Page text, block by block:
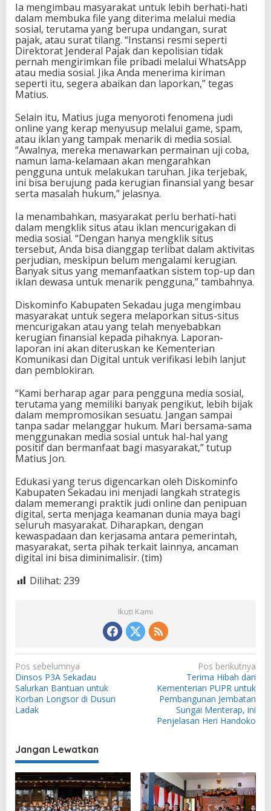
Ia mengimbau masyarakat untuk lebih berhati-hati
dalam membuka file yang diterima melalui media
sosial, terutama yang berupa undangan, surat
pajak, atau surat tilang. “Instansi resmi seperti
Direktorat Jenderal Pajak dan kepolisian tidak
pernah mengirimkan file pribadi melalui WhatsApp
atau media sosial. Jika Anda menerima kiriman
seperti itu, segera abaikan dan laporkan,” tegas
Matius.
Selain itu, Matius juga menyoroti fenomena judi
online yang kerap menyusup melalui game, spam,
atau iklan yang tampak menarik di media sosial.
“Awalnya, mereka menawarkan permainan uji coba,
namun lama-kelamaan akan mengarahkan
pengguna untuk melakukan taruhan. Jika terjebak,
ini bisa berujung pada kerugian finansial yang besar
serta masalah hukum,” jelasnya.
Ia menambahkan, masyarakat perlu berhati-hati
dalam mengklik situs atau iklan mencurigakan di
media sosial. “Dengan hanya mengklik situs
tersebut, Anda bisa dianggap terlibat dalam aktivitas
perjudian, meskipun belum mengalami kerugian.
Banyak situs yang memanfaatkan sistem top-up dan
iklan dewasa untuk menarik pengguna,” tambahnya.
Diskominfo Kabupaten Sekadau juga mengimbau
masyarakat untuk segera melaporkan situs-situs
mencurigakan atau yang telah menyebabkan
kerugian finansial kepada pihaknya. Laporan-
laporan ini akan diteruskan ke Kementerian
Komunikasi dan Digital untuk verifikasi lebih lanjut
dan pemblokiran.
“Kami berharap agar para pengguna media sosial,
terutama yang memiliki banyak pengikut, lebih bijak
dalam mempromosikan sesuatu. Jangan sampai
tanpa sadar melanggar hukum. Mari bersama-sama
menggunakan media sosial untuk hal-hal yang
positif dan bermanfaat bagi masyarakat,” tutup
Matius Jon.
Edukasi yang terus digencarkan oleh Diskominfo
Kabupaten Sekadau ini menjadi langkah strategis
dalam memerangi praktik judi online dan penipuan
digital, serta menjaga keamanan dunia maya bagi
seluruh masyarakat. Diharapkan, dengan
kewaspadaan dan kerjasama antara pemerintah,
masyarakat, serta pihak terkait lainnya, ancaman
digital ini bisa diminimalisir. (tim)
Dilihat: 239
Ikuti Kami
N
a
v
i
a
s
i
p
Pos sebelumnya
Dinsos P3A Sekadau
Salurkan Bantuan untuk
Korban Longsor di Dusun
Ladak
Pos berikutnya
Terima Hibah dari
Kementerian PUPR untuk
Pembangunan Jembatan
Sungai Menterap, ini
Penjelasan Heri Handoko
Jangan Lewatkan